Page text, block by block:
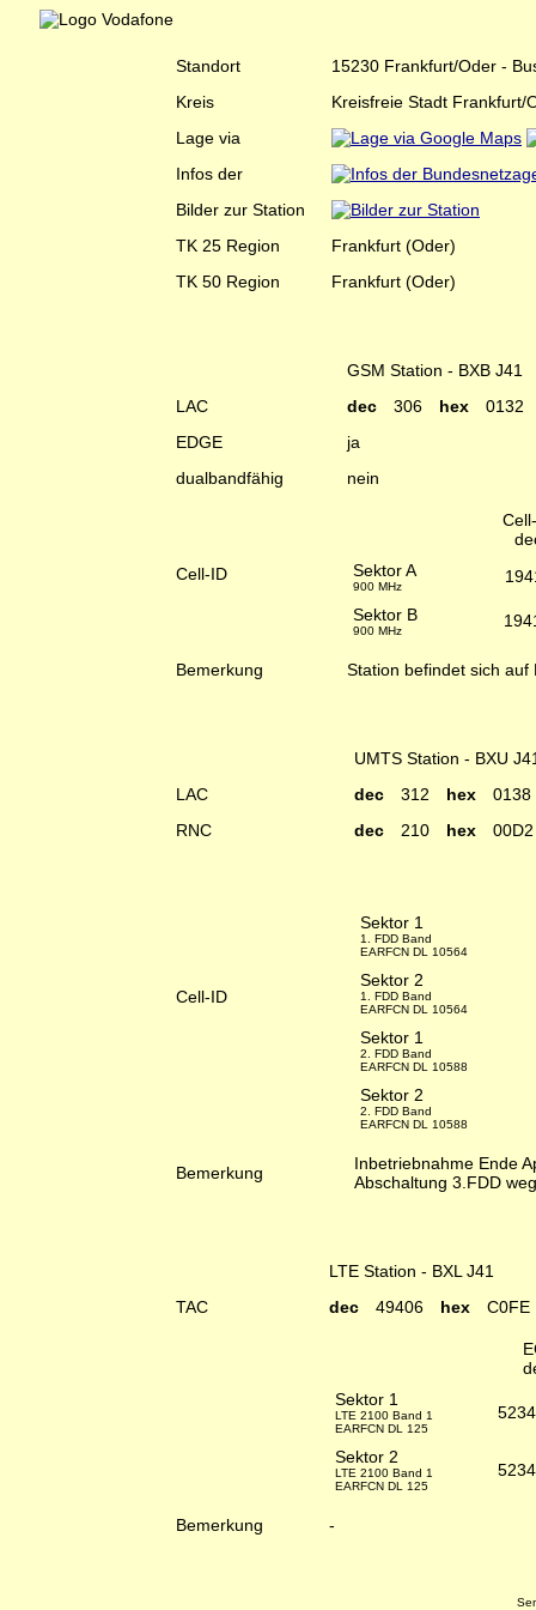
Standort
15230 Frankfurt/Oder -
Kreis
Kreisfreie Stadt Frankfurt/
Lage via
Infos der
Bilder zur Station
TK 25 Region
Frankfurt (Oder)
TK 50 Region
Frankfurt (Oder)
GSM Station - BXB J41
LAC
dec 306 hex 0132
EDGE
ja
dualbandfähig
nein
Cell-ID
Sektor A
900 MHz
Sektor B
900 MHz
Bemerkung Station befindet sich auf
UMTS Station - BXU
LAC
dec 312 hex 0138
RNC
dec 210 hex 00D2
Cell-ID
Sektor 1
1. FDD Band
EARFCN DL 10564
Sektor 2
1. FDD Band
EARFCN DL 10564
Sektor 1
2. FDD Band
EARFCN DL 10588
Sektor 2
2. FDD Band
EARFCN DL 10588
Bemerkung
Inbetriebnahme Ende
Abschaltung 3.FDD
LTE Station - BXL J41
TAC
dec 49406 hex C0FE
Sektor 1
LTE 2100 Band 1
EARFCN DL 125
Sektor 2
LTE 2100 Band 1
EARFCN DL 125
Bemerkung -